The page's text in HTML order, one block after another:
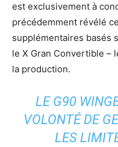
est exclusivement à
précédemment révélé
supplémentaires basés
le X Gran Convertible –
la production.
LE G90
VOLONTÉ DE
LES